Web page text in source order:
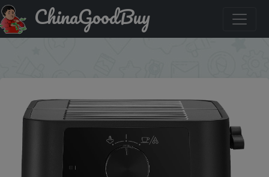
Купити по знижці V1KB45RH Кофеварка рожковая
De'Longhi Stilosa EC230.BK
ChinaGoodBuy